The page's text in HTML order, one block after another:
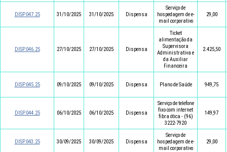
DISP.047.25 31/10/2025 31/10/2025 Dispensa
Serviço de
hospedagem de e-
mail corporativo
29,00
DISP.046.25 27/10/2025 27/10/2025 Dispensa
Ticket
alimentação da
Supervisora
Administrativa e
da Auxiliar
Financeira
2.425,50
DISP.045.25 09/10/2025 09/10/2025 Dispensa Plano de Saúde 949,75
DISP.044.25 06/10/2025 06/10/2025 Dispensa
Serviço de telefone
fixo com internet
fibra ótica - (96)
3222-7920
149,97
DISP.043.25 30/09/2025 30/09/2025 Dispensa
Serviço de
hospedagem de e-
mail corporativo
29,00